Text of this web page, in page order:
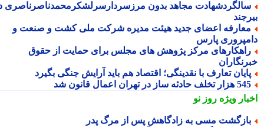
مجاهد بدون مرزسردارسرلشکرمحمدناصرناصری در
اعضای جدید هیئت مدیره شرکت ملی کشت و صنعت و
پارس
مرکز پژوهش های مجلس برای حمایت از حقوق
تعارف با نقدینگی؛ اقتصاد هم باید آرایش جنگی بگیرد
حادثه ساز در تهران اعمال قانون شد
ویژهروز نو
مسی به زادگاهش پس از مرگ پدر